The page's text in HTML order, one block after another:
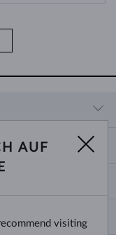
AUF
visiting